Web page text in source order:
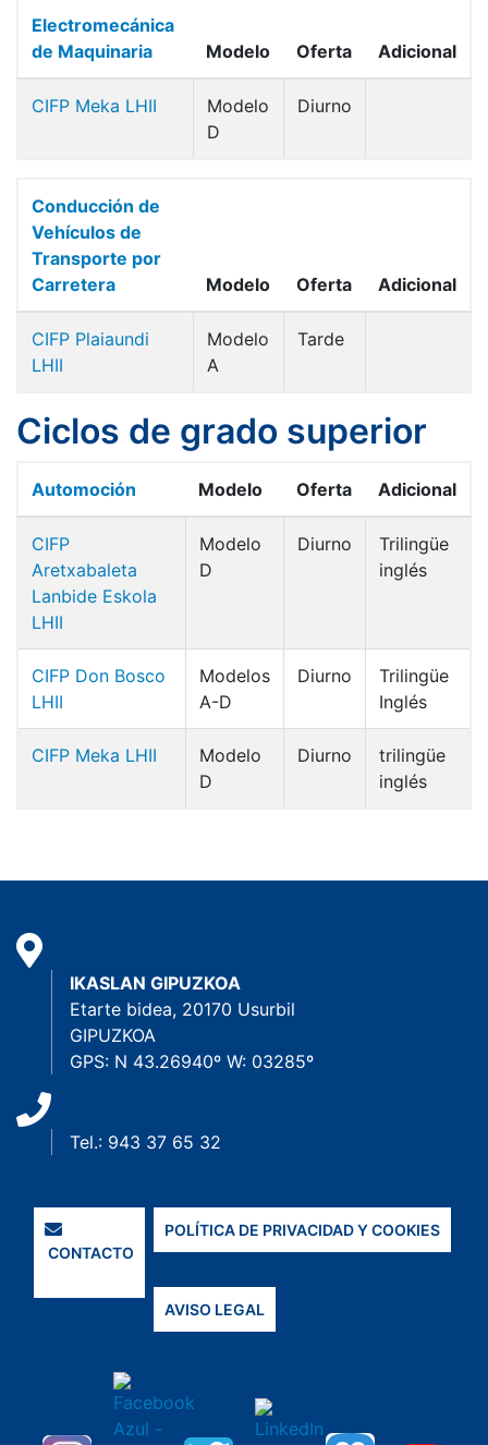
Electromecánica
de Maquinaria
Modelo Oferta Adicional
CIFP Meka LHII
Modelo
D
Diurno
Conducción de
Vehículos de
Transporte por
Carretera
Modelo Oferta Adicional
CIFP Plaiaundi
LHII
Modelo
A
Tarde
Ciclos de grado superior
Automoción Modelo Oferta Adicional
CIFP
Aretxabaleta
Lanbide Eskola
LHII
Modelo
D
Diurno
Trilingüe
inglés
CIFP Don Bosco
LHII
Modelos
A-D
Diurno
Trilingüe
Inglés
CIFP Meka LHII
Modelo
D
Diurno
trilingüe
inglés
IKASLAN GIPUZKOA
Etarte bidea, 20170 Usurbil
GIPUZKOA
GPS: N 43.26940º W: 03285º
Tel.: 943 37 65 32
CONTACTO
POLÍTICA DE PRIVACIDAD Y COOKIES
AVISO LEGAL